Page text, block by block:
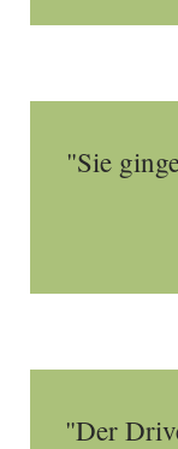
"Sie
"Der